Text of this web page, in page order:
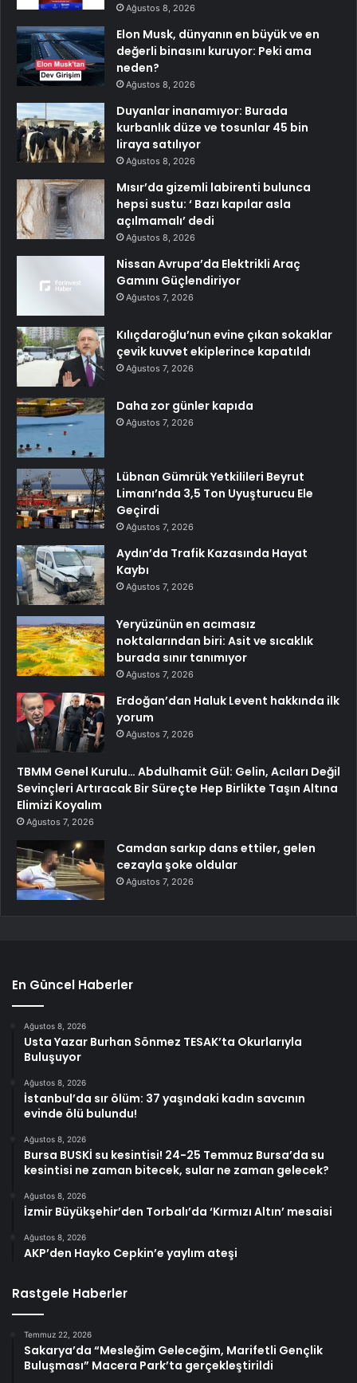
Ağustos 8, 2026
Elon Musk, dünyanın en büyük ve en
değerli binasını kuruyor: Peki ama
neden?
Ağustos 8, 2026
Duyanlar inanamıyor: Burada
kurbanlık düze ve tosunlar 45 bin
liraya satılıyor
Ağustos 8, 2026
Mısır’da gizemli labirenti bulunca
hepsi sustu: ‘ Bazı kapılar asla
açılmamalı’ dedi
Ağustos 8, 2026
Nissan Avrupa’da Elektrikli Araç
Gamını Güçlendiriyor
Ağustos 7, 2026
Kılıçdaroğlu’nun evine çıkan sokaklar
çevik kuvvet ekiplerince kapatıldı
Ağustos 7, 2026
Daha zor günler kapıda
Ağustos 7, 2026
Lübnan Gümrük Yetkilileri Beyrut
Limanı’nda 3,5 Ton Uyuşturucu Ele
Geçirdi
Ağustos 7, 2026
Aydın’da Trafik Kazasında Hayat
Kaybı
Ağustos 7, 2026
Yeryüzünün en acımasız
noktalarından biri: Asit ve sıcaklık
burada sınır tanımıyor
Ağustos 7, 2026
Erdoğan’dan Haluk Levent hakkında ilk
yorum
Ağustos 7, 2026
TBMM Genel Kurulu… Abdulhamit Gül: Gelin, Acıları Değil
Sevinçleri Artıracak Bir Süreçte Hep Birlikte Taşın Altına
Elimizi Koyalım
Ağustos 7, 2026
Camdan sarkıp dans ettiler, gelen
cezayla şoke oldular
Ağustos 7, 2026
En Güncel Haberler
Ağustos 8, 2026
Usta Yazar Burhan Sönmez TESAK’ta Okurlarıyla
Buluşuyor
Ağustos 8, 2026
İstanbul’da sır ölüm: 37 yaşındaki kadın savcının
evinde ölü bulundu!
Ağustos 8, 2026
Bursa BUSKİ su kesintisi! 24-25 Temmuz Bursa’da su
kesintisi ne zaman bitecek, sular ne zaman gelecek?
Ağustos 8, 2026
İzmir Büyükşehir’den Torbalı’da ‘Kırmızı Altın’ mesaisi
Ağustos 8, 2026
AKP’den Hayko Cepkin’e yaylım ateşi
Rastgele Haberler
Temmuz 22, 2026
Sakarya’da “Mesleğim Geleceğim, Marifetli Gençlik
Buluşması” Macera Park’ta gerçekleştirildi